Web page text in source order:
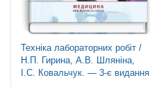
Техніка лабораторних робіт /
Н.П. Гирина, А.В. Шляніна,
І.С. Ковальчук. — 3-є видання